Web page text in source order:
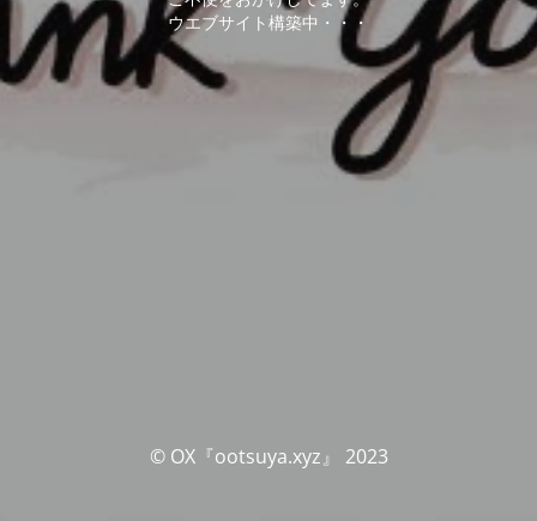
ウエブサイト構築中・・・
© OX『ootsuya.xyz』 2023